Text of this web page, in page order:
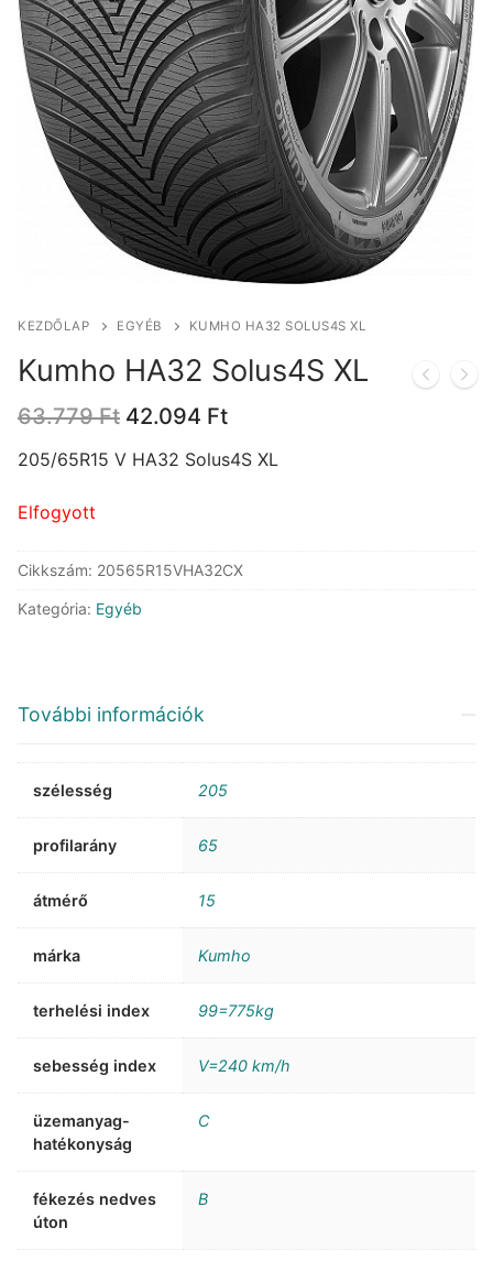
KEZDŐLAP EGYÉB KUMHO HA32 SOLUS4S XL
Kumho HA32 Solus4S XL
63.779Ft Original
was:
42.094 FtCurrent
is:
205/65R15 V HA32 Solus4S XL
Elfogyott
Cikkszám: 20565R15VHA32CX
Kategória: Egyéb
További információk
szélesség 205
profilarány 65
átmérő 15
márka Kumho
terhelési index 99=775kg
sebesség index V=240 km/h
üzemanyag-
hatékonyság
C
fékezés nedves
úton
B